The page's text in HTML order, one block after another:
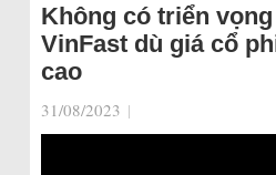
Không có triển
VinFast dù giá cổ
cao
31/08/2023 |